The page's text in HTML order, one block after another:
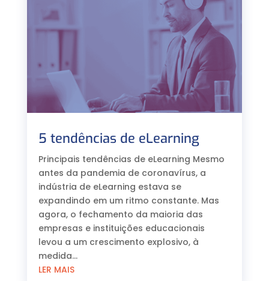
5 tendências de eLearning
Principais tendências de eLearning Mesmo
antes da pandemia de coronavírus, a
indústria de eLearning estava se
expandindo em um ritmo constante. Mas
agora, o fechamento da maioria das
empresas e instituições educacionais
levou a um crescimento explosivo, à
medida...
LER MAIS